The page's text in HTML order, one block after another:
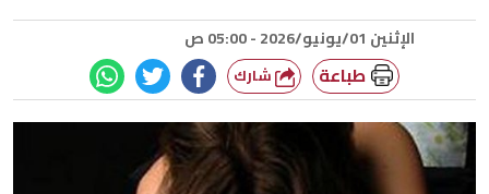
الإثنين 01/يونيو/2026 - 05:00 ص
طباعة